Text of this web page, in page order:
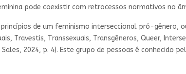
pode coexistir com retrocessos normativos no
de um feminismo interseccional pró-gênero,
Travestis, Transsexuais, Transgêneros, Queer,
2024, p. 4). Este grupo de pessoas é conhecido